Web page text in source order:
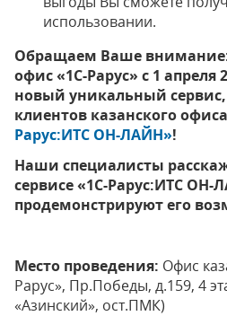
использовании.
Обращаем Ваше
офис«1С-Рарус» с 1 апреля
новый уникальный
клиентов казанского офиса
Рарус:ИТС ОН-ЛАЙН»!
Наши специалисты
сервисе«1С-Рарус:ИТС ОН-
продемонстрируют его
Место проведения: Офис
Рарус», Пр.Победы, д.159, 4
«Азинский», ост.ПМК)